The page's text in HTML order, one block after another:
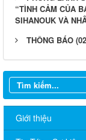
“TÌNH CẢM CỦA
SIHANOUK VÀ
THÔNG BÁO
Giới thiệu